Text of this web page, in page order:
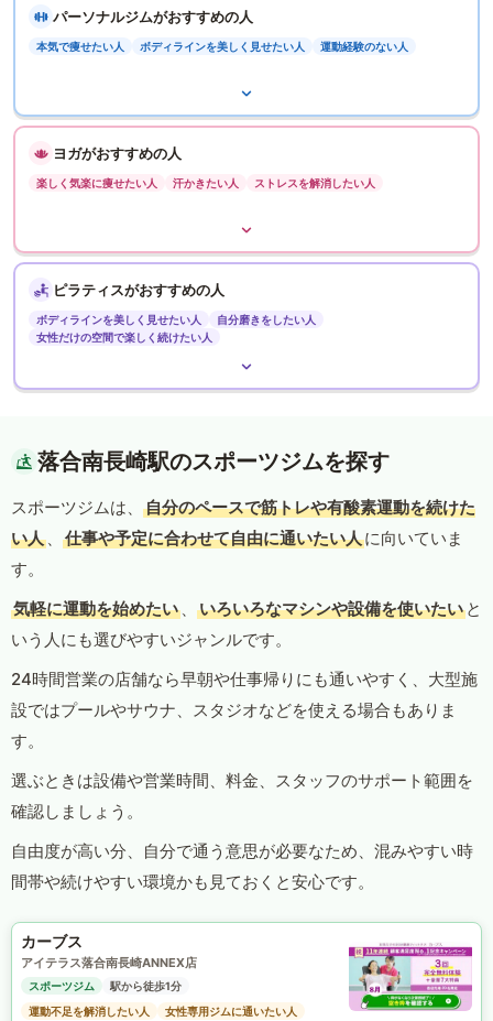
パーソナルジムがおすすめの人
本気で痩せたい人 ボディラインを美しく見せたい人 運動経験のない人
ヨガがおすすめの人
楽しく気楽に痩せたい人 汗かきたい人 ストレスを解消したい人
ピラティスがおすすめの人
ボディラインを美しく見せたい人
自分磨きをしたい人
女性だけの空間で楽しく続けたい人
落合南長崎駅のスポーツジムを探す
スポーツジムは、
自分のペースで筋トレや有酸素運動を続けた
い人 、 仕事や予定に合わせて自由に通いたい人に向いていま
す。
気軽に運動を始めたい 、 いろいろなマシンや設備を使いたい と
いう人にも選びやすいジャンルです。
24時間営業の店舗なら早朝や仕事帰りにも通いやすく、大型施
設ではプールやサウナ、スタジオなどを使える場合もありま
す。
選ぶときは設備や営業時間、料金、スタッフのサポート範囲を
確認しましょう。
自由度が高い分、自分で通う意思が必要なため、混みやすい時
間帯や続けやすい環境かも見ておくと安心です。
カーブス
アイテラス落合南長崎ANNEX店
スポーツジム
駅から徒歩1分
運動不足を解消したい人
女性専用ジムに通いたい人